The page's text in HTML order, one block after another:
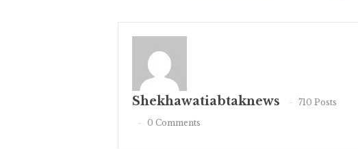
Shekhawatiabtaknews
710 Posts
0 Comments